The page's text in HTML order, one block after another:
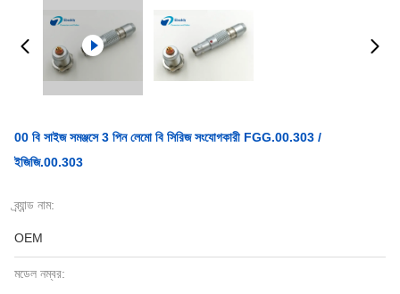
00 বি সাইজ সমঞ্জসে 3 পিন লেমো বি সিরিজ সংযোগকারী FGG.00.303 /
ইজিজি.00.303
ব্র্যান্ড নাম:
OEM
মডেল নম্বর: